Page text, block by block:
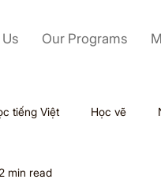
Our Programs
tiếng Việt Học vẽ
Kỹ Năng Mềm
min read